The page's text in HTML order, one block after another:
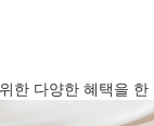
한 다양한 혜택을 한